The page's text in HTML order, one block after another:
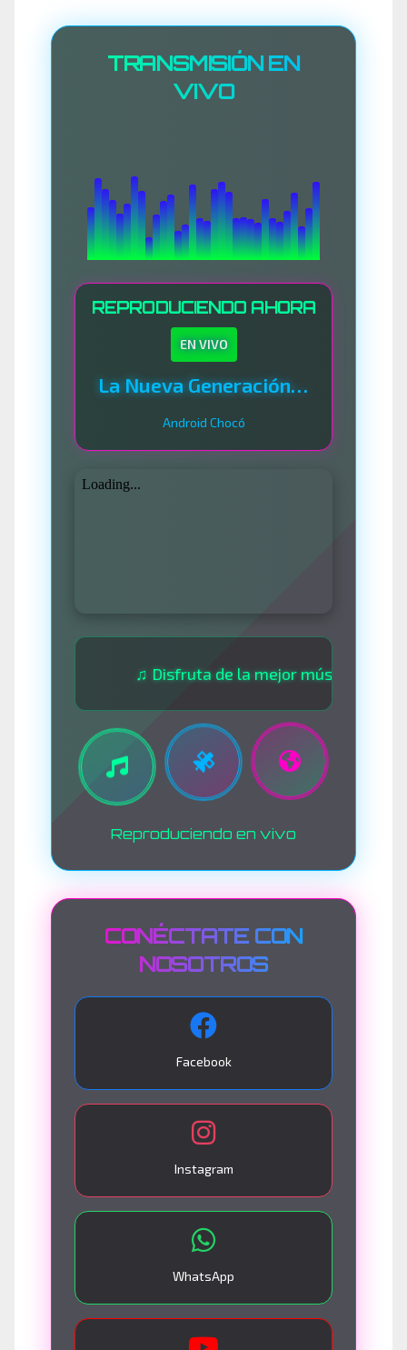
TRANSMISIÓN EN
VIVO
REPRODUCIENDO AHORA
EN VIVO
La Nueva Generación Del Sistema
Android Chocó
♫ Disfruta de la mejor música las 24 horas
Reproduciendo en vivo
CONÉCTATE CON
NOSOTROS
Facebook
Instagram
WhatsApp